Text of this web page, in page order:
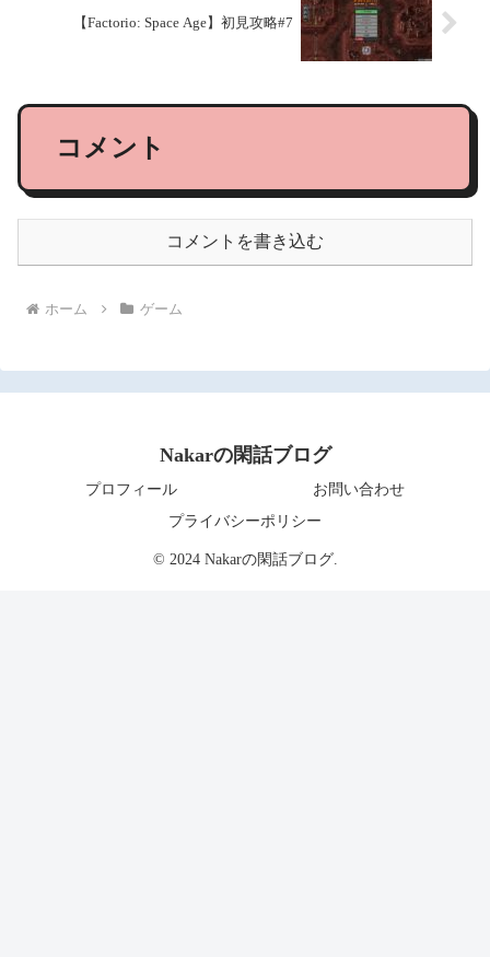
【Factorio: Space Age】初見攻略#7
コメント
コメントを書き込む
ホーム ゲーム
Nakarの閑話ブログ
プロフィール
お問い合わせ
プライバシーポリシー
© 2024 Nakarの閑話ブログ.